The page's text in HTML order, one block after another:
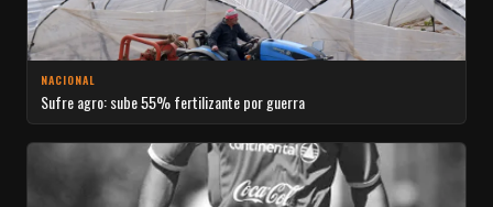
NACIONAL
Sufre agro: sube 55% fertilizante por guerra